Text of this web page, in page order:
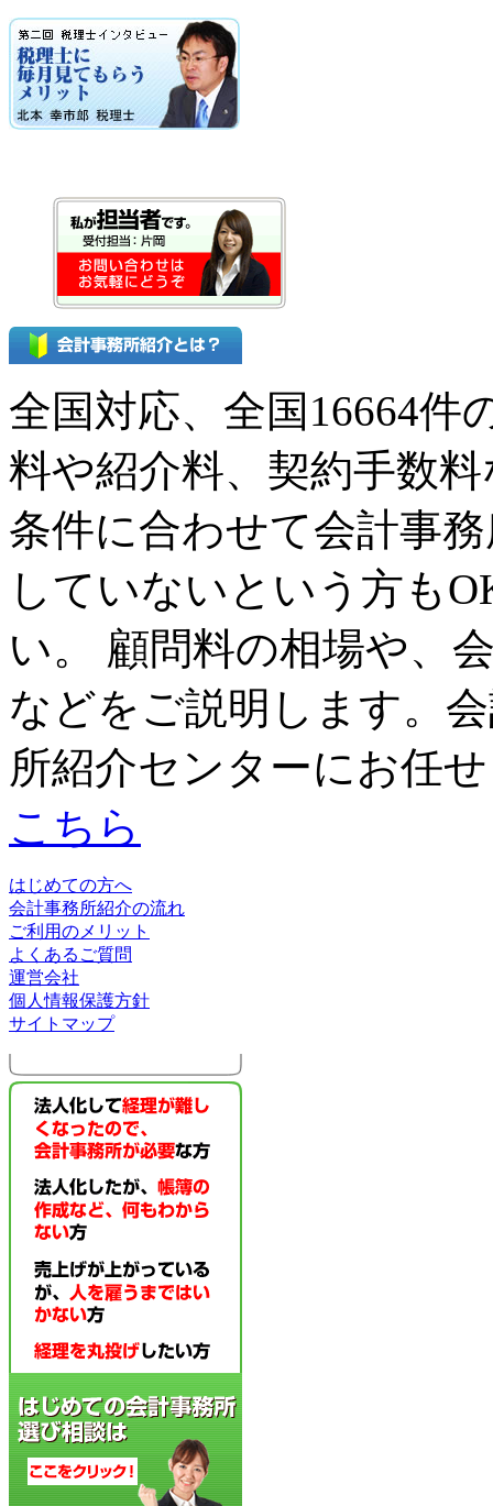
全国対応、全国16664件
料や紹介料、契約手数
条件に合わせて会計事
していないという方も
い。 顧問料の相場や、
などをご説明します。
所紹介センターにお任
こちら
はじめての方へ
会計事務所紹介の流れ
ご利用のメリット
よくあるご質問
運営会社
個人情報保護方針
サイトマップ